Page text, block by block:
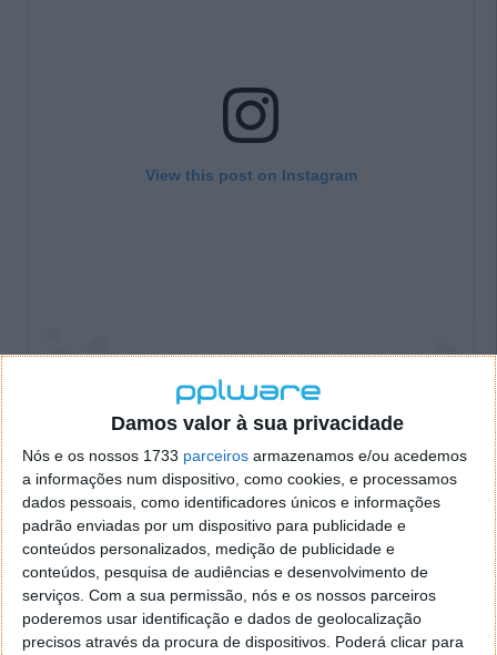
Damos valor à sua privacidade
Nós e os nossos 1733 parceiros armazenamos e/ou acedemos
a informações num dispositivo, como cookies, e processamos
dados pessoais, como identificadores únicos e informações
padrão enviadas por um dispositivo para publicidade e
conteúdos personalizados, medição de publicidade e
conteúdos, pesquisa de audiências e desenvolvimento de
serviços. Com a sua permissão, nós e os nossos parceiros
poderemos usar identificação e dados de geolocalização
precisos através da procura de dispositivos. Poderá clicar para
View this post on Instagram
A post shared by OnePlus Nord (@oneplus.nord)
A OnePlus já confirmou que terá jack de áudio de
3,5mm, ainda que já estejamos na era do Wireless.